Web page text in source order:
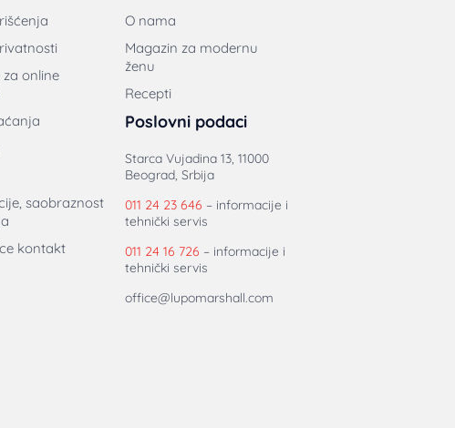
online
saobraznost
kontakt
O nama
Magazin za modernu
ženu
Recepti
Poslovni podaci
Starca Vujadina 13, 11000
Beograd, Srbija
011 24 23 646 – informacije i
tehnički servis
011 24 16 726 – informacije i
tehnički servis
office@lupomarshall.com